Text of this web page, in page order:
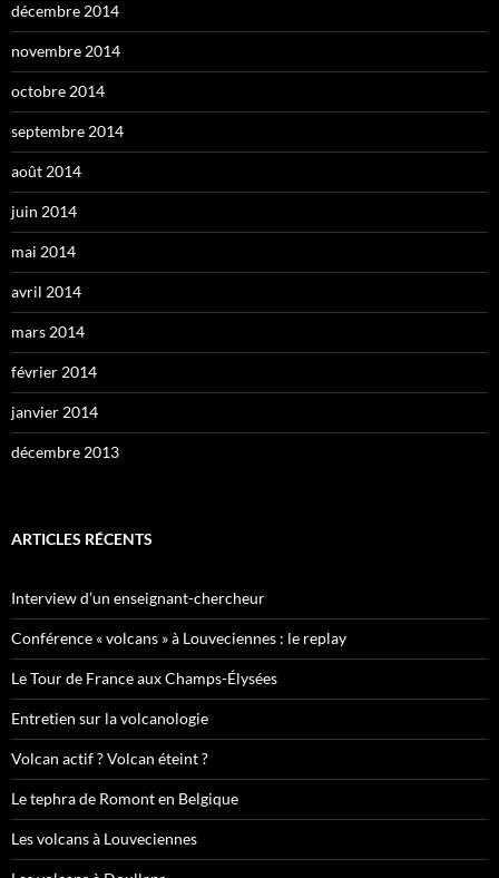
décembre 2014
novembre 2014
octobre 2014
septembre 2014
août 2014
juin 2014
mai 2014
avril 2014
mars 2014
février 2014
janvier 2014
décembre 2013
ARTICLES RÉCENTS
Interview d’un enseignant-chercheur
Conférence « volcans » à Louveciennes : le replay
Le Tour de France aux Champs-Élysées
Entretien sur la volcanologie
Volcan actif ? Volcan éteint ?
Le tephra de Romont en Belgique
Les volcans à Louveciennes